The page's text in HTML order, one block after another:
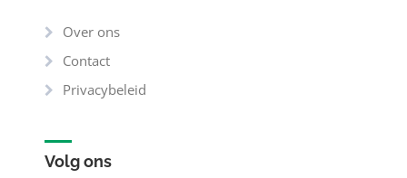
Over ons
Contact
Privacybeleid
Volg ons